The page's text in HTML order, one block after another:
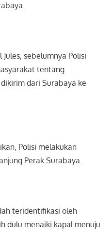
sebelumnya Polisi
tentang
dari Surabaya ke
Polisi melakukan
Perak Surabaya.
teridentifikasi oleh
dulu menaiki kapal menuju